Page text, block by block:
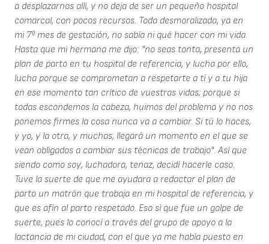
a desplazarnos allí, y no deja de ser un pequeño hospital
comarcal, con pocos recursos. Toda desmoralizada, ya en
mi 7º mes de gestación, no sabía ni qué hacer con mi vida.
Hasta que mi hermana me dijo: "no seas tonta, presenta un
plan de parto en tu hospital de referencia, y lucha por ello,
lucha porque se comprometan a respetarte a tí y a tu hija
en ese momento tan crítico de vuestras vidas; porque si
todas escondemos la cabeza, huimos del problema y no nos
ponemos firmes la cosa nunca va a cambiar. Si tú lo haces,
y yo, y la otra, y muchas, llegará un momento en el que se
vean obligados a cambiar sus técnicas de trabajo". Así que
siendo como soy, luchadora, tenaz, decidí hacerle caso.
Tuve la suerte de que me ayudara a redactar el plan de
parto un matrón que trabaja en mi hospital de referencia, y
que es afín al parto respetado. Eso sí que fue un golpe de
suerte, pues lo conocí a través del grupo de apoyo a la
lactancia de mi ciudad, con el que ya me había puesto en